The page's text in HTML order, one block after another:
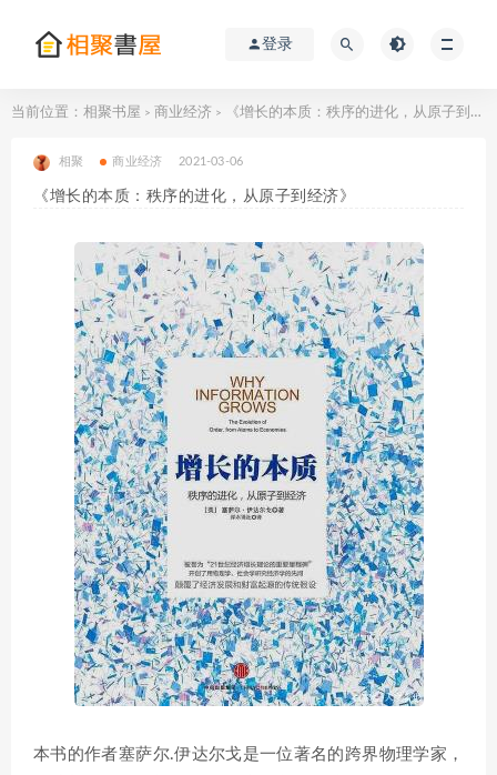
登录
当前位置： 相聚书屋 > 商业经济 > 《增长的本质：秩序的进化，从原子到经济》
相聚 商业经济 2021-03-06
《增长的本质：秩序的进化，从原子到经济》
本书的作者塞萨尔.伊达尔戈是一位著名的跨界物理学家，